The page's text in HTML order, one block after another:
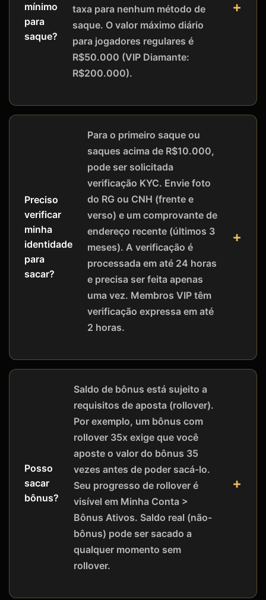
mínimo
para
saque?
taxa para nenhum método de
saque. O valor máximo diário
para jogadores regulares é
R$50.000 (VIP Diamante:
R$200.000).
Preciso
verificar
minha
identidade
para
sacar?
Para o primeiro saque ou
saques acima de R$10.000,
pode ser solicitada
verificação KYC. Envie foto
do RG ou CNH (frente e
verso) e um comprovante de
endereço recente (últimos 3
meses). A verificação é
processada em até 24 horas
e precisa ser feita apenas
uma vez. Membros VIP têm
verificação expressa em até
2 horas.
Posso
sacar
bônus?
Saldo de bônus está sujeito a
requisitos de aposta (rollover).
Por exemplo, um bônus com
rollover 35x exige que você
aposte o valor do bônus 35
vezes antes de poder sacá-lo.
Seu progresso de rollover é
visível em Minha Conta >
Bônus Ativos. Saldo real (não-
bônus) pode ser sacado a
qualquer momento sem
rollover.